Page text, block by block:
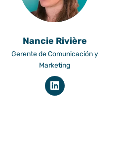
Nancie Rivière
Gerente de Comunicación y
Marketing